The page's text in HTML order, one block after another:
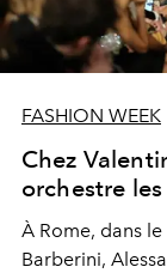
FASHION WEEK
Chez
orchestre
À Rome, dans
Barberini,